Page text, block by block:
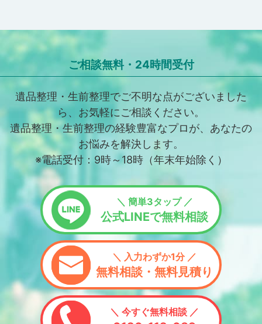
ご相談無料・24時間受付
遺品整理・生前整理でご不明な点がございました
ら、お気軽にご相談ください。
遺品整理・生前整理の経験豊富なプロが、あなたの
お悩みを解決します。
※電話受付：9時～18時（年末年始除く）
＼ 簡単3タップ ／
公式LINEで無料相談
＼ 入力わずか1分 ／
無料相談・無料見積り
＼ 今すぐ無料相談 ／